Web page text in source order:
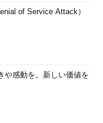
of Service Attack）
や感動を。新しい価値を